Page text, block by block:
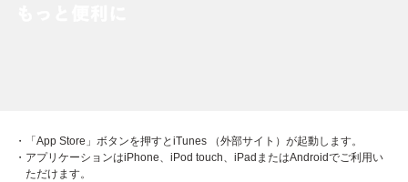
・「App Store」ボタンを押すとiTunes （外部サイト）が起動します。
・アプリケーションはiPhone、iPod touch、iPadまたはAndroidでご利用い
ただけます。